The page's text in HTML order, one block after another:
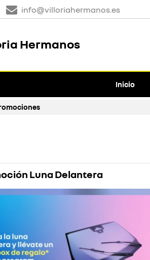
info@villoriahermanos.es
Hermanos
Inicio
Luna Delantera